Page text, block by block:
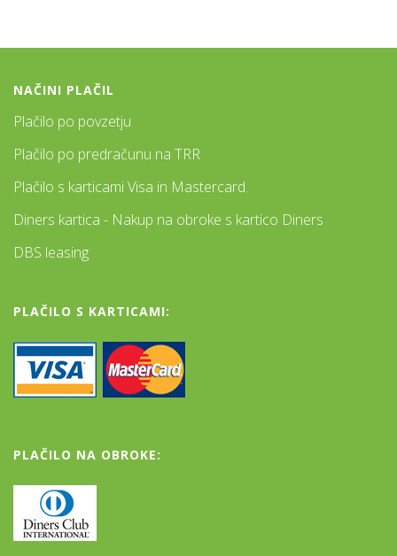
NAČINI PLAČIL
Plačilo po povzetju
Plačilo po predračunu na TRR
Plačilo s karticami Visa in Mastercard.
Diners kartica - Nakup na obroke s kartico Diners
DBS leasing
PLAČILO S KARTICAMI:
PLAČILO NA OBROKE: